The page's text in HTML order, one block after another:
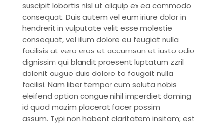
suscipit lobortis nisl ut aliquip ex ea commodo
consequat. Duis autem vel eum iriure dolor in
hendrerit in vulputate velit esse molestie
consequat, vel illum dolore eu feugiat nulla
facilisis at vero eros et accumsan et iusto odio
dignissim qui blandit praesent luptatum zzril
delenit augue duis dolore te feugait nulla
facilisi. Nam liber tempor cum soluta nobis
eleifend option congue nihil imperdiet doming
id quod mazim placerat facer possim
assum. Typi non habent claritatem insitam; est